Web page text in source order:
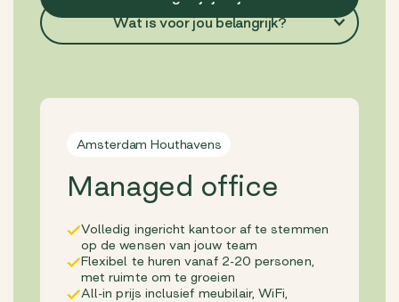
Wat is voor jou belangrijk?
Amsterdam Houthavens
Managed office
Volledig ingericht kantoor af te stemmen
op de wensen van jouw team
Flexibel te huren vanaf 2-20 personen,
met ruimte om te groeien
All-in prijs inclusief meubilair, WiFi,